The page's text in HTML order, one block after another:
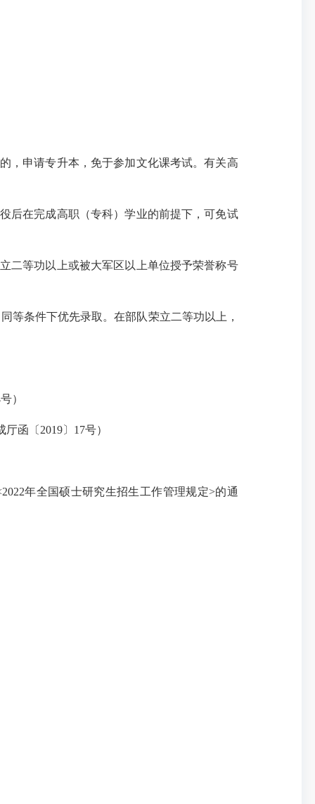
申请专升本，免于参加文化课考试。有关高
在完成高职（专科）学业的前提下，可免试
等功以上或被大军区以上单位授予荣誉称号
条件下优先录取。在部队荣立二等功以上，
）
函〔2019〕17号）
年全国硕士研究生招生工作管理规定>的通